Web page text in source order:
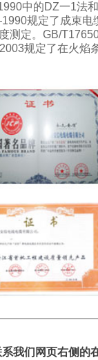
中的DZ一1法
规定了成束电
测定。GB/
规定了在火焰
我们网页右侧的